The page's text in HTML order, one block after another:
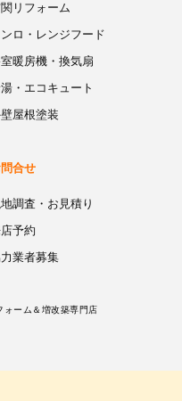
リフォーム
ンロ・レンジフード
暖房機・換気扇
・エコキュート
屋根塗装
合せ
調査・お見積り
予約
業者募集
ォーム＆増改築専門店